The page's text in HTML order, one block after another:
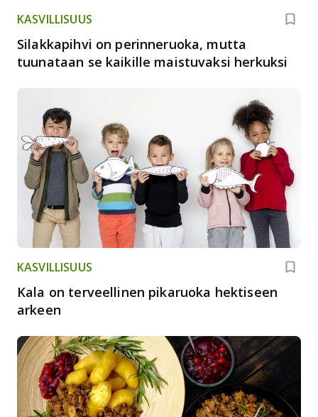
KASVILLISUUS
Silakkapihvi on perinneruoka, mutta
tuunataan se kaikille maistuvaksi herkuksi
KASVILLISUUS
Kala on terveellinen pikaruoka hektiseen
arkeen